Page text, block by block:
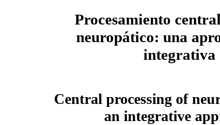
Procesamiento
neuropático: una
integrativa
Central processing of
an integrative